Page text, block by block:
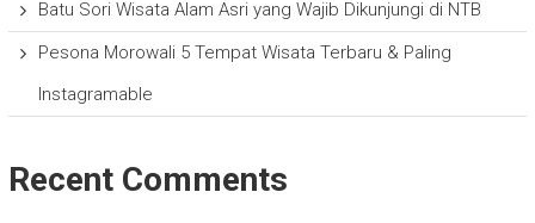
Batu Sori Wisata Alam Asri yang Wajib Dikunjungi di NTB
Pesona Morowali 5 Tempat Wisata Terbaru & Paling
Instagramable
Recent Comments